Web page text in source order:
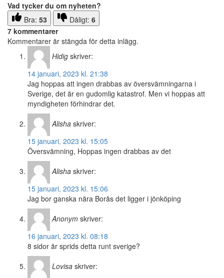
Vad tycker du om nyheten?
Bra: 53 Dåligt: 6
7 kommentarer
Kommentarer är stängda för detta inlägg.
Hidig skriver:
14 januari, 2023 kl. 21:38
Jag hoppas att ingen drabbas av översvämningarna i
Sverige, det är en gudomlig katastrof. Men vi hoppas att
myndigheten förhindrar det.
Alisha skriver:
15 januari, 2023 kl. 15:05
Översvämning, Hoppas ingen drabbas av det
Alisha skriver:
15 januari, 2023 kl. 15:06
Jag bor ganska nära Borås det ligger i jönköping
Anonym skriver:
16 januari, 2023 kl. 08:18
8 sidor är sprids detta runt sverige?
Lovisa skriver: